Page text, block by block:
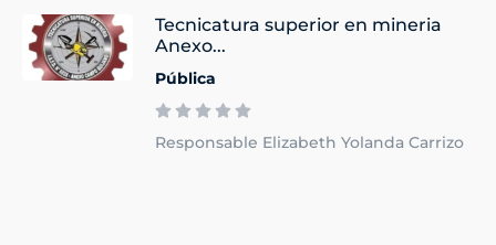
Tecnicatura superior en mineria
Anexo...
Pública
Responsable Elizabeth Yolanda Carrizo